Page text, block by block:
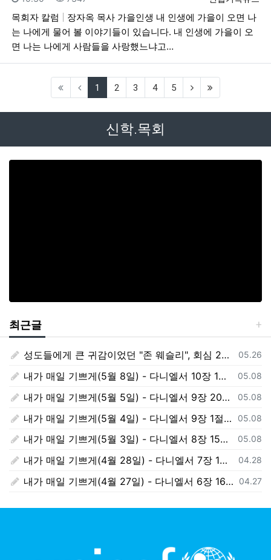
목회자 칼럼
장자옥 목사 가을인생 내 인생에 가을이 오면 나
는 나에게 물어 볼 이야기들이 있습니다. 내 인생에 가을이 오
면 나는 나에게 사람들을 사랑했느냐고…
1 (current)
2 3 4 5 (next)
신학.목회
최근글
등록일
05.26
성도들에게 큰 귀감이었던 "존 웨슬리", 회심 285 주년을 맞으며,
등록일
05.08
내가 매일 기쁘게(5월 8일) - 다니엘서 10장 1절 ~ 9절
등록일
05.08
내가 매일 기쁘게(5월 5일) - 다니엘서 9장 20절 ~ 27절
등록일
05.08
내가 매일 기쁘게(5월 4일) - 다니엘서 9장 1절 ~ 19절
등록일
05.08
내가 매일 기쁘게(5월 3일) - 다니엘서 8장 15절 ~ 27절
등록일
04.28
내가 매일 기쁘게(4월 28일) - 다니엘서 7장 1절 ~ 14절
등록일
04.27
내가 매일 기쁘게(4월 27일) - 다니엘서 6장 16절 ~ 28절